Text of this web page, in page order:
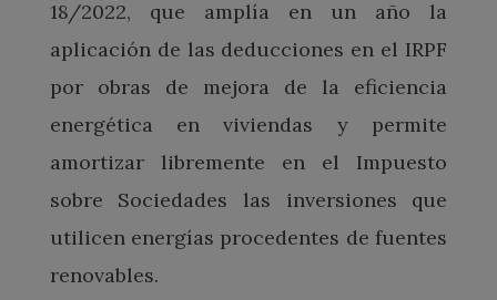
18/2022, que amplía en un año la
aplicación de las deducciones en el IRPF
por obras de mejora de la eficiencia
energética en viviendas y permite
amortizar libremente en el Impuesto
sobre Sociedades las inversiones que
utilicen energías procedentes de fuentes
renovables.